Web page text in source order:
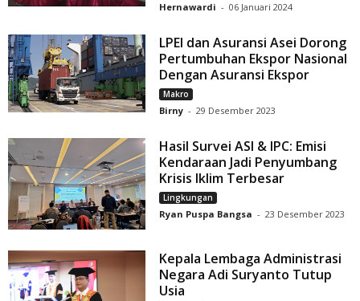
Hernawardi - 06 Januari 2024
LPEI dan Asuransi Asei Dorong
Pertumbuhan Ekspor Nasional
Dengan Asuransi Ekspor
Makro
Birny - 29 Desember 2023
Hasil Survei ASI & IPC: Emisi
Kendaraan Jadi Penyumbang
Krisis Iklim Terbesar
Lingkungan
Ryan Puspa Bangsa - 23 Desember 2023
Kepala Lembaga Administrasi
Negara Adi Suryanto Tutup
Usia